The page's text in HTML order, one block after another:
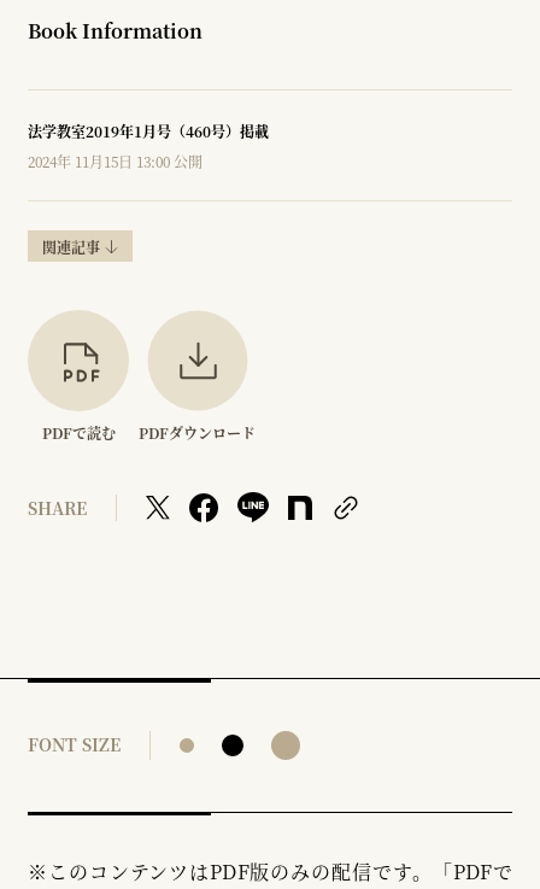
Book Information
法学教室2019年1月号（460号）掲載
2024年 11月15日 13:00 公開
関連記事
PDFで読む PDFダウンロード
SHARE
FONT SIZE
※このコンテンツはPDF版のみの配信です。「PDFで